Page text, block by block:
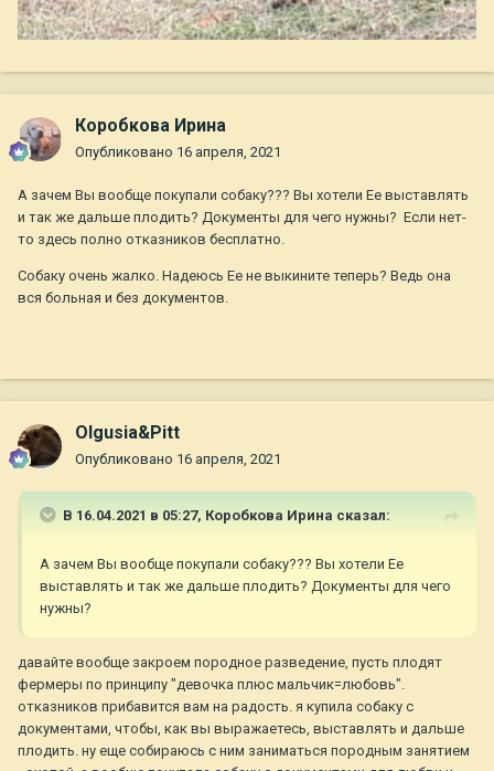
Коробкова Ирина
Опубликовано 16 апреля, 2021
А зачем Вы вообще покупали собаку??? Вы хотели Ее выставлять
и так же дальше плодить? Документы для чего нужны? Если нет-
то здесь полно отказников бесплатно.
Собаку очень жалко. Надеюсь Ее не выкините теперь? Ведь она
вся больная и без документов.
Olgusia&Pitt
Опубликовано 16 апреля, 2021
В 16.04.2021 в 05:27, Коробкова Ирина сказал:
А зачем Вы вообще покупали собаку??? Вы хотели Ее
выставлять и так же дальше плодить? Документы для чего
нужны?
давайте вообще закроем породное разведение, пусть плодят
фермеры по принципу "девочка плюс мальчик=любовь".
отказников прибавится вам на радость. я купила собаку с
документами, чтобы, как вы выражаетесь, выставлять и дальше
плодить. ну еще собираюсь с ним заниматься породным занятием